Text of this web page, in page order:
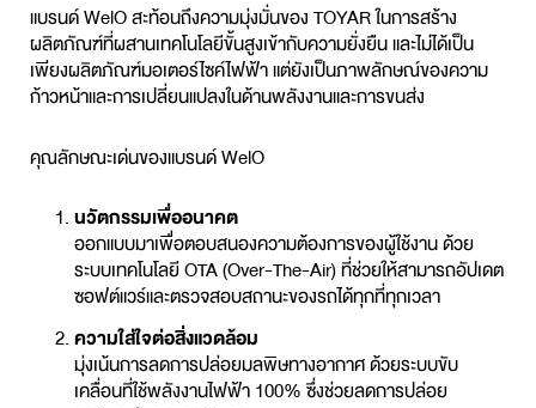
แบรนด์ WelO สะท้อนถึงความมุ่งมั่นของ TOYAR ในการสร้าง
ผลิตภัณฑ์ที่ผสานเทคโนโลยีขั้นสูงเข้ากับความยั่งยืน และไม่ได้เป็น
เพียงผลิตภัณฑ์มอเตอร์ไซค์ไฟฟ้า แต่ยังเป็นภาพลักษณ์ของความ
ก้าวหน้าและการเปลี่ยนแปลงในด้านพลังงานและการขนส่ง
คุณลักษณะเด่นของแบรนด์ WelO
นวัตกรรมเพื่ออนาคต
ออกแบบมาเพื่อตอบสนองความต้องการของผู้ใช้งาน ด้วย
ระบบเทคโนโลยี OTA (Over-The-Air) ที่ช่วยให้สามารถอัปเดต
ซอฟต์แวร์และตรวจสอบสถานะของรถได้ทุกที่ทุกเวลา
ความใส่ใจต่อสิ่งแวดล้อม
มุ่งเน้นการลดการปล่อยมลพิษทางอากาศ ด้วยระบบขับ
เคลื่อนที่ใช้พลังงานไฟฟ้า 100% ซึ่งช่วยลดการปล่อย